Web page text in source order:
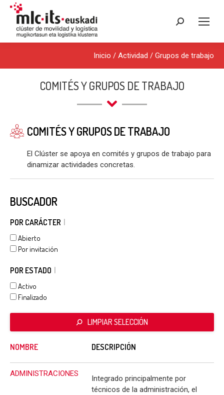
Buscar:
Inicio / Actividad / Grupos de trabajo
COMITÉS Y GRUPOS DE TRABAJO
COMITÉS Y GRUPOS DE TRABAJO
El Clúster se apoya en comités y grupos de trabajo para
dinamizar actividades concretas.
BUSCADOR
POR CARÁCTER
Abierto
Por invitación
POR ESTADO
Activo
Finalizado
LIMPIAR SELECCIÓN
NOMBRE DESCRIPCIÓN
ADMINISTRACIONES
Integrado principalmente por
técnicos de la administración, el